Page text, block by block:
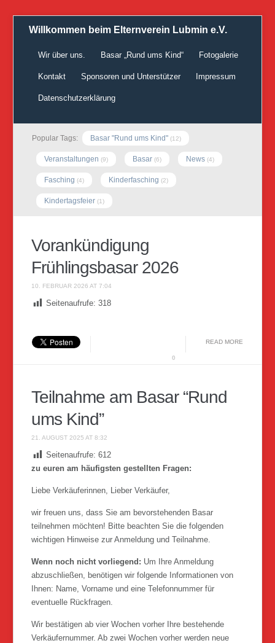
Willkommen beim Elternverein Lubmin e.V.
Wir über uns. Basar „Rund ums Kind“ Fotogalerie
Kontakt Sponsoren und Unterstützer Impressum
Datenschutzerklärung
Popular Tags: Basar "Rund ums Kind" (12)
Veranstaltungen (9) Basar (6) News (4)
Fasching (4) Kinderfasching (2)
Kindertagsfeier (1)
Vorankündigung
Frühlingsbasar 2026
10. FEBRUAR 2026 AT 7:04
Seitenaufrufe: 318
READ MORE
0
Teilnahme am Basar “Rund
ums Kind”
21. AUGUST 2025 AT 8:32
Seitenaufrufe: 612
zu euren am häufigsten gestellten Fragen:
Liebe Verkäuferinnen, Lieber Verkäufer,
wir freuen uns, dass Sie am bevorstehenden Basar
teilnehmen möchten! Bitte beachten Sie die folgenden
wichtigen Hinweise zur Anmeldung und Teilnahme.
Wenn noch nicht vorliegend: Um Ihre Anmeldung
abzuschließen, benötigen wir folgende Informationen von
Ihnen: Name, Vorname und eine Telefonnummer für
eventuelle Rückfragen.
Wir bestätigen ab vier Wochen vorher Ihre bestehende
Verkäufernummer. Ab zwei Wochen vorher werden neue